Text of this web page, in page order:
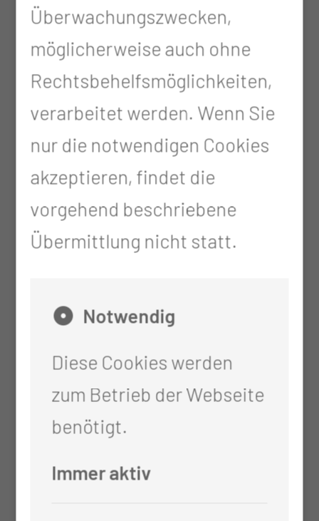
Anleitung und Unterstützung
des Pflegebedürftigen
Behandlungspflege nach SGB V
aktive Beschäftigung zur
Förderung von sozialen
Kontakten, sowie der Erhaltung
und Wiederherstellung von
physiologischen und kognitiven
abwechslungsreiche
Betreuungsangebote in der
Gemeinschaft
Wiederherstellung, Förderung
Lebensführung
Überwachungszwecken,
möglicherweise auch ohne
Rechtsbehelfsmöglichkeiten,
verarbeitet werden. Wenn Sie
nur die notwendigen Cookies
akzeptieren, findet die
vorgehend beschriebene
Übermittlung nicht statt.
Notwendig
Diese Cookies werden
zum Betrieb der Webseite
benötigt.
Immer aktiv